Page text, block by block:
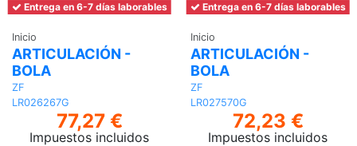
Entrega en 6-7 días laborables
Inicio
ARTICULACIÓN -
BOLA
ZF
LR026267G
77,27 €
Impuestos incluidos
Entrega en 6-7 días laborables
Inicio
ARTICULACIÓN -
BOLA
ZF
LR027570G
72,23 €
Impuestos incluidos